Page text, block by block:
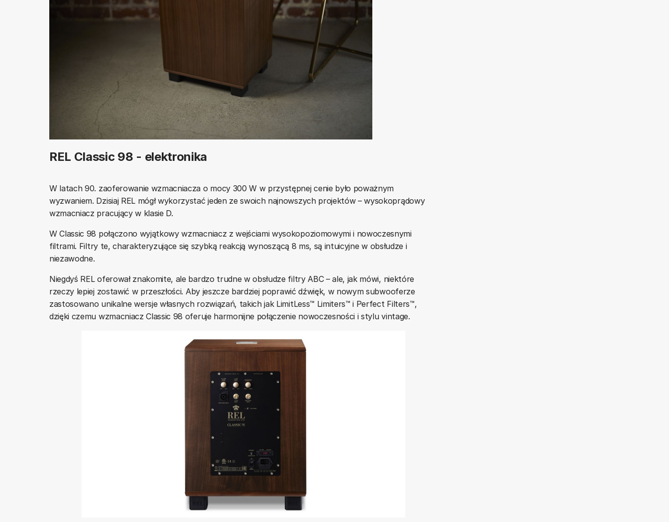
REL Classic 98 - elektronika
W latach 90. zaoferowanie wzmacniacza o mocy 300 W w przystępnej cenie było poważnym
wyzwaniem. Dzisiaj REL mógł wykorzystać jeden ze swoich najnowszych projektów – wysokoprądowy
wzmacniacz pracujący w klasie D.
W Classic 98 połączono wyjątkowy wzmacniacz z wejściami wysokopoziomowymi i nowoczesnymi
filtrami. Filtry te, charakteryzujące się szybką reakcją wynoszącą 8 ms, są intuicyjne w obsłudze i
niezawodne.
Niegdyś REL oferował znakomite, ale bardzo trudne w obsłudze filtry ABC – ale, jak mówi, niektóre
rzeczy lepiej zostawić w przeszłości. Aby jeszcze bardziej poprawić dźwięk, w nowym subwooferze
zastosowano unikalne wersje własnych rozwiązań, takich jak LimitLess™ Limiters™ i Perfect Filters™,
dzięki czemu wzmacniacz Classic 98 oferuje harmonijne połączenie nowoczesności i stylu vintage.